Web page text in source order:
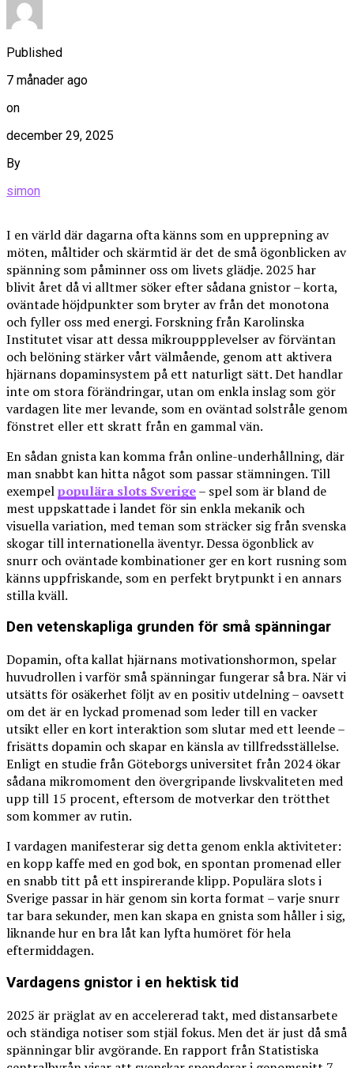
Published
7 månader ago
on
december 29, 2025
By
simon
I en värld där dagarna ofta känns som en upprepning av
möten, måltider och skärmtid är det de små ögonblicken av
spänning som påminner oss om livets glädje. 2025 har
blivit året då vi alltmer söker efter sådana gnistor – korta,
oväntade höjdpunkter som bryter av från det monotona
och fyller oss med energi. Forskning från Karolinska
Institutet visar att dessa mikrouppplevelser av förväntan
och belöning stärker vårt välmående, genom att aktivera
hjärnans dopaminsystem på ett naturligt sätt. Det handlar
inte om stora förändringar, utan om enkla inslag som gör
vardagen lite mer levande, som en oväntad solstråle genom
fönstret eller ett skratt från en gammal vän.
En sådan gnista kan komma från online-underhållning, där
man snabbt kan hitta något som passar stämningen. Till
exempelpopulära slots Sverige– spel som är bland de
mest uppskattade i landet för sin enkla mekanik och
visuella variation, med teman som sträcker sig från svenska
skogar till internationella äventyr. Dessa ögonblick av
snurr och oväntade kombinationer ger en kort rusning som
känns uppfriskande, som en perfekt brytpunkt i en annars
stilla kväll.
Den vetenskapliga grunden för små spänningar
Dopamin, ofta kallat hjärnans motivationshormon, spelar
huvudrollen i varför små spänningar fungerar så bra. När vi
utsätts för osäkerhet följt av en positiv utdelning – oavsett
om det är en lyckad promenad som leder till en vacker
utsikt eller en kort interaktion som slutar med ett leende –
frisätts dopamin och skapar en känsla av tillfredsställelse.
Enligt en studie från Göteborgs universitet från 2024 ökar
sådana mikromoment den övergripande livskvaliteten med
upp till 15 procent, eftersom de motverkar den trötthet
som kommer av rutin.
I vardagen manifesterar sig detta genom enkla aktiviteter:
en kopp kaffe med en god bok, en spontan promenad eller
en snabb titt på ett inspirerande klipp. Populära slots i
Sverige passar in här genom sin korta format – varje snurr
tar bara sekunder, men kan skapa en gnista som håller i sig,
liknande hur en bra låt kan lyfta humöret för hela
eftermiddagen.
Vardagens gnistor i en hektisk tid
2025 är präglat av en accelererad takt, med distansarbete
och ständiga notiser som stjäl fokus. Men det är just då små
spänningar blir avgörande. En rapport från Statistiska